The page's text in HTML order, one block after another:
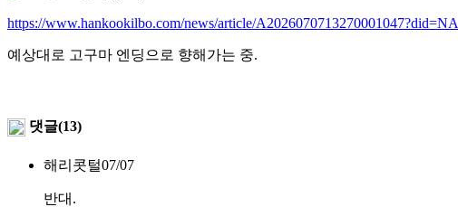
https://www.hankookilbo.com/news/article/A2026070713270001047?did=NA
예상대로 고구마 엔딩으로 향해가는 중.
댓글(13)
해리콧털07/07
반대.